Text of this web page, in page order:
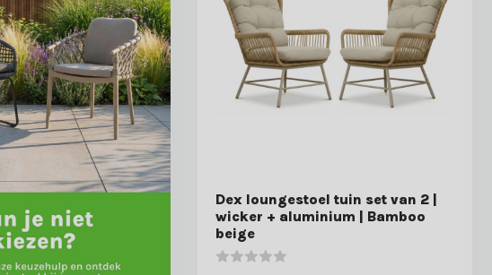
Dex loungestoel tuin set van 2 |
wicker + aluminium | Bamboo
beige